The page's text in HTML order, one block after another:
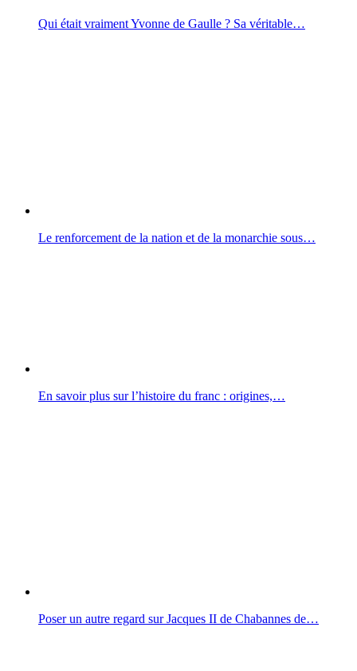
Qui était vraiment Yvonne de Gaulle ? Sa véritable…
Le renforcement de la nation et de la monarchie sous…
En savoir plus sur l’histoire du franc : origines,…
Poser un autre regard sur Jacques II de Chabannes de…